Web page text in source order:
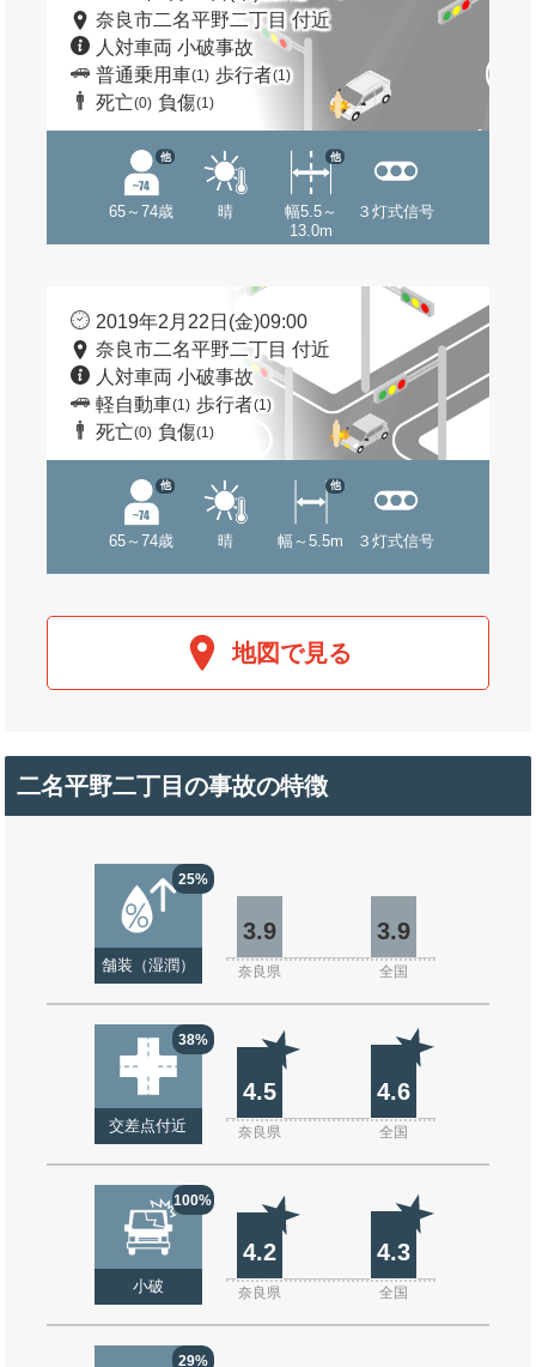
奈良市二名平野二丁目 付近
人対車両 小破事故
普通乗用車(1) 歩行者(1)
死亡(0) 負傷(1)
65～74歳
他
晴
幅5.5～
13.0m
他
３灯式信号
2019年2月22日(金)09:00
奈良市二名平野二丁目 付近
人対車両 小破事故
軽自動車(1) 歩行者(1)
死亡(0) 負傷(1)
65～74歳
他
晴 幅～5.5m
他
３灯式信号
地図で見る
二名平野二丁目の事故の特徴
25%
舗装（湿潤）
3.9 3.9
奈良県 全国
38%
交差点付近
4.5 4.6
奈良県 全国
100%
小破
4.2 4.3
奈良県 全国
29%